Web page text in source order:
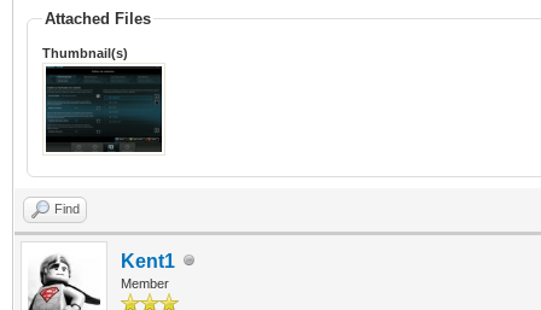
Attached Files
Thumbnail(s)
Find
Kent1
Member